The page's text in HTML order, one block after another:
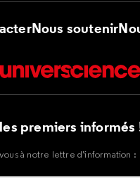
Nous soutenir
premiers informés
à notre lettre d’information :